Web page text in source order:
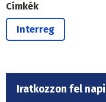
Címkék
Interreg
Iratkozzon fel